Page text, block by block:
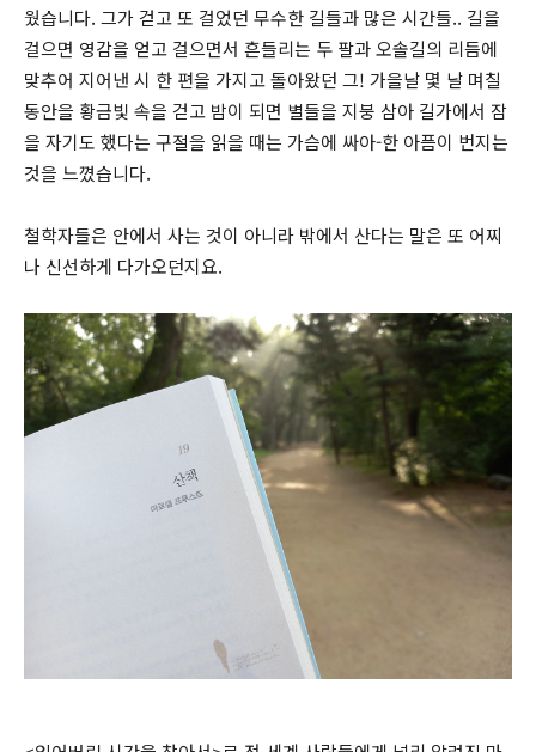
웠습니다. 그가 걷고 또 걸었던 무수한 길들과 많은 시간들.. 길을
걸으면 영감을 얻고 걸으면서 흔들리는 두 팔과 오솔길의 리듬에
맞추어 지어낸 시 한 편을 가지고 돌아왔던 그! 가을날 몇 날 며칠
동안을 황금빛 속을 걷고 밤이 되면 별들을 지붕 삼아 길가에서 잠
을 자기도 했다는 구절을 읽을 때는 가슴에 싸아-한 아픔이 번지는
것을 느꼈습니다.
철학자들은 안에서 사는 것이 아니라 밖에서 산다는 말은 또 어찌
나 신선하게 다가오던지요.